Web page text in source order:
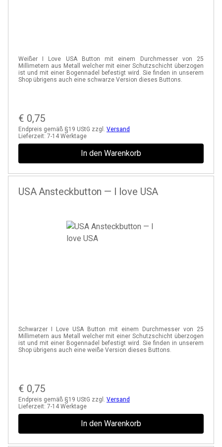
Weißer I Love USA Button mit einem Durchmesser von 25
Millimetern aus Metall welcher mit einer Schutzschicht überzogen
ist und mit einer Bogennadel befestigt wird. Sie finden in unserem
Shop übrigens auch eine schwarze Version dieses Buttons.
€ 0,75
Endpreis gemäß §19 UStG zzgl. Versand
Lieferzeit: 7-14 Werktage
In den Warenkorb
USA Ansteckbutton — I love USA
Schwarzer I Love USA Button mit einem Durchmesser von 25
Millimetern aus Metall welcher mit einer Schutzschicht überzogen
ist und mit einer Bogennadel befestigt wird. Sie finden in unserem
Shop übrigens auch eine weiße Version dieses Buttons.
€ 0,75
Endpreis gemäß §19 UStG zzgl. Versand
Lieferzeit: 7-14 Werktage
In den Warenkorb